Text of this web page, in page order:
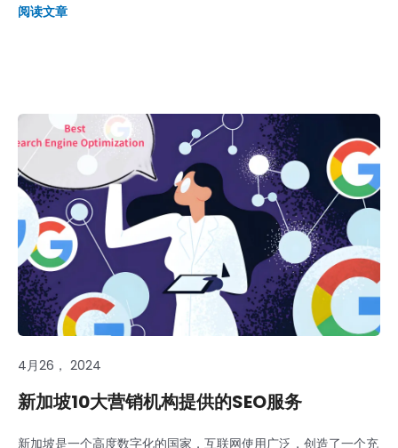
阅读文章
4月26， 2024
新加坡10大营销机构提供的SEO服务
新加坡是一个高度数字化的国家，互联网使用广泛，创造了一个充